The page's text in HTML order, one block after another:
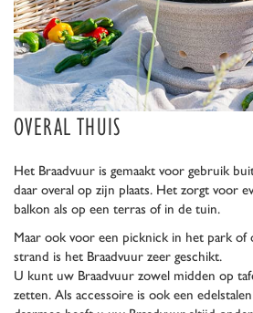
OVERAL THUIS
Het Braadvuur is gemaakt voor gebruik
daar overal op zijn plaats. Het zorgt voor
balkon als op een terras of in de tuin.
Maar ook voor een picknick in het park
strand is het Braadvuur zeer geschikt.
U kunt uw Braadvuur zowel midden op
zetten. Als accessoire is ook een